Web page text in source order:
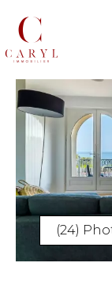
(24)